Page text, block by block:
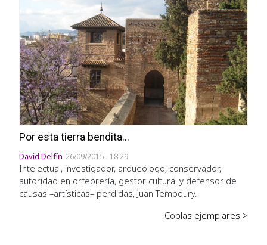
Por esta tierra bendita...
David Delfín 26/09/2015 - 18:29
Intelectual, investigador, arqueólogo, conservador,
autoridad en orfebrería, gestor cultural y defensor de
causas –artísticas– perdidas, Juan Temboury.
Coplas ejemplares >